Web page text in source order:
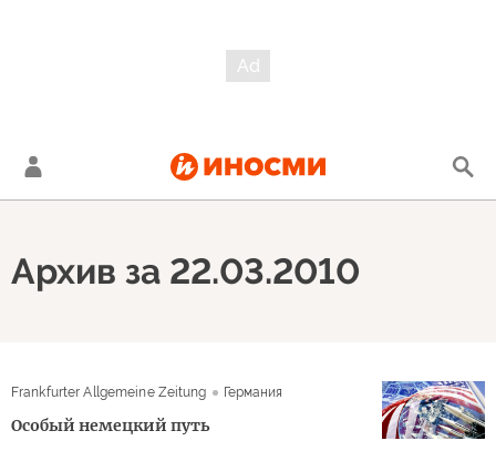
Архив за 22.03.2010
Frankfurter Allgemeine Zeitung Германия
Особый немецкий путь